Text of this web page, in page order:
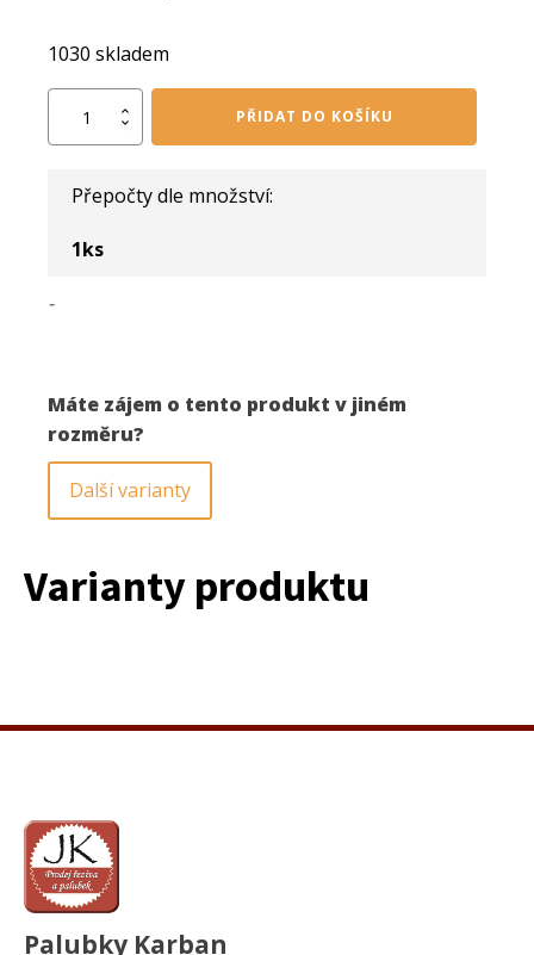
1030 skladem
PŘIDAT DO KOŠÍKU
Přepočty dle množství:
1ks
-
Máte zájem o tento produkt v jiném
rozměru?
Další varianty
Varianty produktu
Palubky Karban